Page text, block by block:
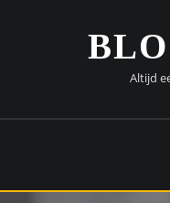
Altijd